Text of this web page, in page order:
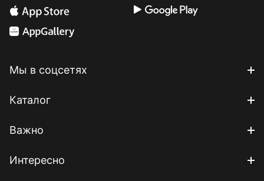
Мы в соцсетях
Каталог
Важно
Интересно